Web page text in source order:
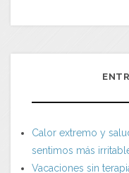
Calor extremo y
sentimos más
Vacaciones sin